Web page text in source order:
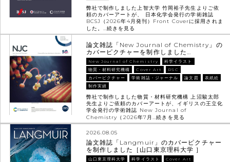
弊社で制作しました上智大学 竹岡裕子先生よりご依
頼のカバーアートが、 日本化学会発行の学術雑誌
BCSJ（2026年4月発刊）Front Coverに採用されま
した。… 続きを見る
論文雑誌「New Journal of Chemistry」の
カバーピクチャーを制作しました…
New Journal of Chemistry
科学イラスト
物質・材料研究機構
Cover Art
RSC
カバーピクチャー
学術雑誌・ジャーナル 論文図
表紙絵
制作実績
弊社で制作しました物質・材料研究機構 上沼駿太郎
先生よりご依頼のカバーアートが、イギリスの王立化
学会発行の学術雑誌 New Journal of
Chemistry（2026年7月…続きを見る
2026.08.05
論文雑誌「Langmuir」のカバーピクチャー
を制作しました［山口東京理科大学 ］
山口東京理科大学 科学イラスト
Cover Art